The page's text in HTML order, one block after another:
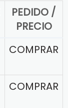
PEDIDO /
PRECIO
COMPRAR
COMPRAR